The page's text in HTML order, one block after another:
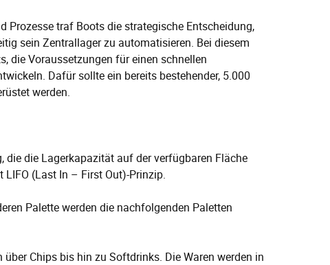
Prozesse traf Boots die strategische Entscheidung,
sein Zentrallager zu automatisieren. Bei diesem
die Voraussetzungen für einen schnellen
Dafür sollte ein bereits bestehender, 5.000
werden.
die die Lagerkapazität auf der verfügbaren Fläche
(Last In – First Out)-Prinzip.
Palette werden die nachfolgenden Paletten
Chips bis hin zu Softdrinks. Die Waren werden in